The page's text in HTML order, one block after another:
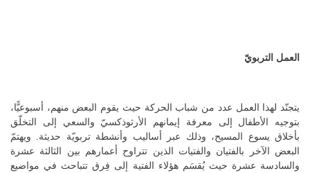
العمل التربويّ
يتجنّد لهذا العمل عدد من شباب الحركة حيث يقوم البعض منهم، أسبوعيًّا،
بتوجيه الأطفال إلى معرفة إيمانهم الأرثوذكسيّ والسعي إلى التخلّق
بأخلاق يسوع المسيح، وذلك عبر أساليب وأنشطة تربويّة حديثة. ويهتمّ
البعض الآخر بالفتيان والفتيات الذين تتراوح أعمارهم بين الثالثة عشرة
والسادسة عشرة حيث يُقسَم هؤلاء الفتية إلى فِرق تتباحث في مواضيع